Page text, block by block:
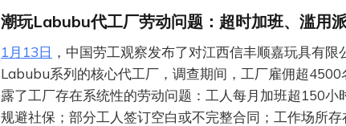
潮玩Labubu代工厂劳动问题：超时加班、滥用
1月13日 ，中国劳工观察发布了对江西信丰顺嘉玩具有
Labubu系列的核心代工厂，调查期间，工厂雇佣超
露了工厂存在系统性的劳动问题：工人每月加班超150小
规避社保；部分工人签订空白或不完整合同；工作场所